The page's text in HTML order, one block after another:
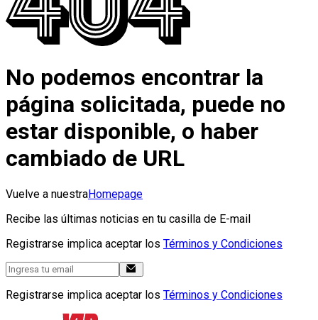
No podemos encontrar la
página solicitada, puede no
estar disponible, o haber
cambiado de URL
Vuelve a nuestraHomepage
Recibe las últimas noticias en tu casilla de E-mail
Registrarse implica aceptar los Términos y Condiciones
Registrarse implica aceptar los Términos y Condiciones